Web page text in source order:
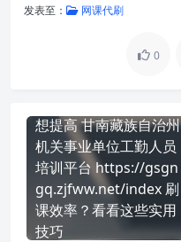
发表至： 网课代刷
0
想提高 甘南藏族自治州
机关事业单位工勤人员
培训平台 https://gsgn
gq.zjfww.net/index 刷
课效率？看看这些实用
技巧